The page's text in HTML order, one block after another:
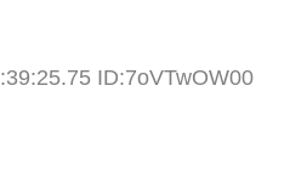
ID:7oVTwOW00